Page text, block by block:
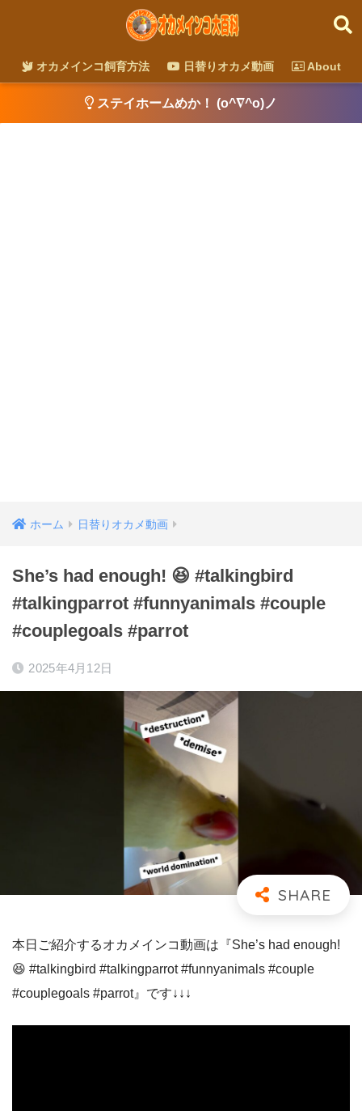
オカメインコ飼育方法 日替りオカメ動画 About
ステイホームめか！ (o^∇^o)ノ
ホーム 日替りオカメ動画
She’s had enough! 😆 #talkingbird
#talkingparrot #funnyanimals #couple
#couplegoals #parrot
2025年4月12日
本日ご紹介するオカメインコ動画は『She’s had enough!
😆 #talkingbird #talkingparrot #funnyanimals #couple
#couplegoals #parrot』です↓↓↓